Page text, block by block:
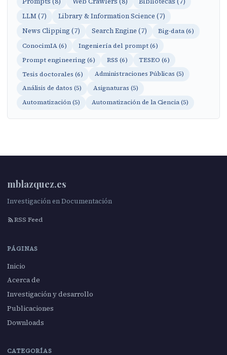
LLM (7)
Library & Information Science (7)
News Clipping (7)
Search Engine (7)
Big-data (6)
ConocimIA (6)
Ingeniería del prompt (6)
Prompt engineering (6)
RSS (6)
TESEO (6)
Tesis doctorales (6)
Administraciones Públicas (5)
Análisis de datos (5)
Asignaturas (5)
Automatización (5)
Automatización de la Ciencia (5)
mblazquez.es
Investigación en Documentación
RSS Feed
PÁGINAS
Inicio
Acerca de
Investigación y desarrollo
Publicaciones
Downloads
CATEGORÍAS